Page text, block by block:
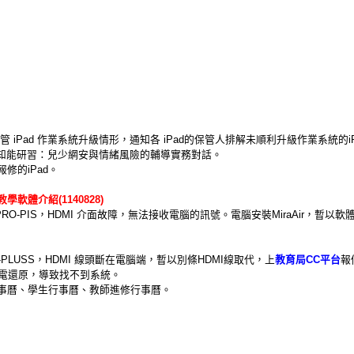
iPad 作業系統升級情形，通知各 iPad的保管人排解未順利升級作業系統的
研習：兒少網安與情緒風險的輔導實務對話。
修的iPad。
學軟體介紹(1140828)
PIS，HDMI 介面故障，無法接收電腦的訊號。電腦安裝MiraAir，暫以軟
，HDMI 線頭斷在電腦端，暫以別條HDMI線取代，上教育局CC平台報
還原，導致找不到系統。
曆、學生行事曆、教師進修行事曆。